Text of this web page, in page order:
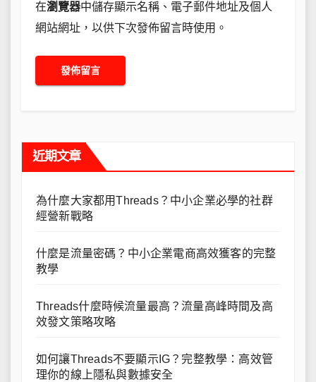
在瀏覽器中儲存顯示名稱、電子郵件地址及個人
網站網址，以供下次發佈留言時使用。
近期文章
為什麼大家都用Threads？中小企業必學的社群
經營新戰略
什麼是流量密碼？中小企業電商高效獲客的完整
教學
Threads什麼時候流量最高？流量高峰時間及高
效發文策略攻略
如何讓Threads不要顯示IG？完整教學：高效管
理你的線上隱私與數據安全